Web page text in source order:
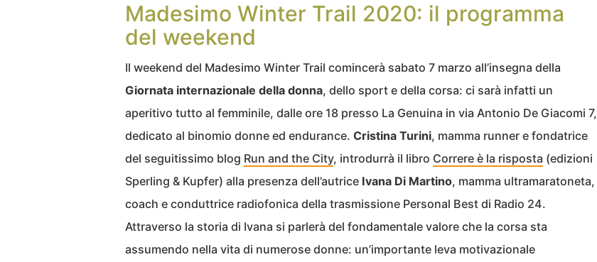
Madesimo Winter Trail 2020: il programma
del weekend
Il weekend del Madesimo Winter Trail comincerà sabato 7 marzo all’insegna della
Giornata internazionale della donna, dello sport e della corsa: ci sarà infatti un
aperitivo tutto al femminile, dalle ore 18 presso La Genuina in via Antonio De Giacomi 7,
dedicato al binomio donne ed endurance. Cristina Turini, mamma runner e fondatrice
del seguitissimo blog Run and the City, introdurrà il libro Correre è la risposta (edizioni
Sperling & Kupfer) alla presenza dell’autrice Ivana Di Martino, mamma ultramaratoneta,
coach e conduttrice radiofonica della trasmissione Personal Best di Radio 24.
Attraverso la storia di Ivana si parlerà del fondamentale valore che la corsa sta
assumendo nella vita di numerose donne: un’importante leva motivazionale